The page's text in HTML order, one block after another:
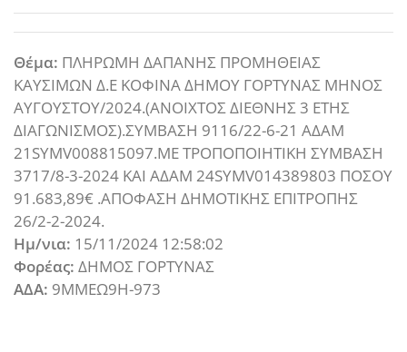
Θέμα: ΠΛΗΡΩΜΗ ΔΑΠΑΝΗΣ ΠΡΟΜΗΘΕΙΑΣ
ΚΑΥΣΙΜΩΝ Δ.Ε ΚΟΦΙΝΑ ΔΗΜΟΥ ΓΟΡΤΥΝΑΣ ΜΗΝΟΣ
ΑΥΓΟΥΣΤΟΥ/2024.(ΑΝΟΙΧΤΟΣ ΔΙΕΘΝΗΣ 3 ΕΤΗΣ
ΔΙΑΓΩΝΙΣΜΟΣ).ΣΥΜΒΑΣΗ 9116/22-6-21 ΑΔΑΜ
21SYMV008815097.ΜΕ ΤΡΟΠΟΠΟΙΗΤΙΚΗ ΣΥΜΒΑΣΗ
3717/8-3-2024 ΚΑΙ ΑΔΑΜ 24SYMV014389803 ΠΟΣΟΥ
91.683,89€ .ΑΠΟΦΑΣΗ ΔΗΜΟΤΙΚΗΣ ΕΠΙΤΡΟΠΗΣ
26/2-2-2024.
Ημ/νια: 15/11/2024 12:58:02
Φορέας: ΔΗΜΟΣ ΓΟΡΤΥΝΑΣ
ΑΔΑ: 9ΜΜΕΩ9Η-973